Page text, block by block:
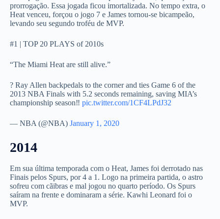
prorrogação. Essa jogada ficou imortalizada. No tempo extra, o
Heat venceu, forçou o jogo 7 e James tornou-se bicampeão,
levando seu segundo troféu de MVP.
#1 | TOP 20 PLAYS of 2010s
“The Miami Heat are still alive.”
? Ray Allen backpedals to the corner and ties Game 6 of the
2013 NBA Finals with 5.2 seconds remaining, saving MIA’s
championship season‼️ pic.twitter.com/1CF4LPdJ32
— NBA (@NBA) January 1, 2020
2014
Em sua última temporada com o Heat, James foi derrotado nas
Finais pelos Spurs, por 4 a 1. Logo na primeira partida, o astro
sofreu com cãibras e mal jogou no quarto período. Os Spurs
saíram na frente e dominaram a série. Kawhi Leonard foi o
MVP.